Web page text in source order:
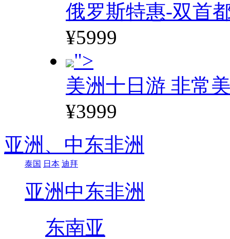
俄罗斯特惠-双首
¥5999
">
美洲十日游 非常
¥3999
亚洲、 中东非洲
泰国 日本 迪拜
亚洲 中东非洲
东南亚